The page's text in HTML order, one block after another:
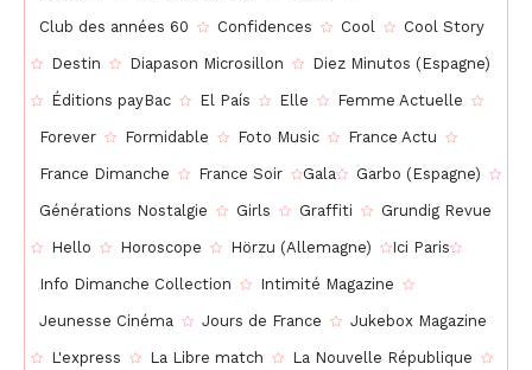
Club des années 60 Confidences Cool Cool Story
Destin Diapason Microsillon Diez Minutos (Espagne)
Éditions payBac El País Elle Femme Actuelle
Forever Formidable Foto Music France Actu
France Dimanche France Soir Gala Garbo (Espagne)
Générations Nostalgie Girls Graffiti Grundig Revue
Hello Horoscope Hörzu (Allemagne) Ici Paris
Info Dimanche Collection Intimité Magazine
Jeunesse Cinéma Jours de France Jukebox Magazine
L'express La Libre match La Nouvelle République